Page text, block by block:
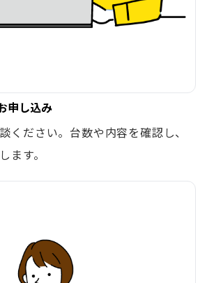
申し込み
ください。台数や内容を確認し、
ます。